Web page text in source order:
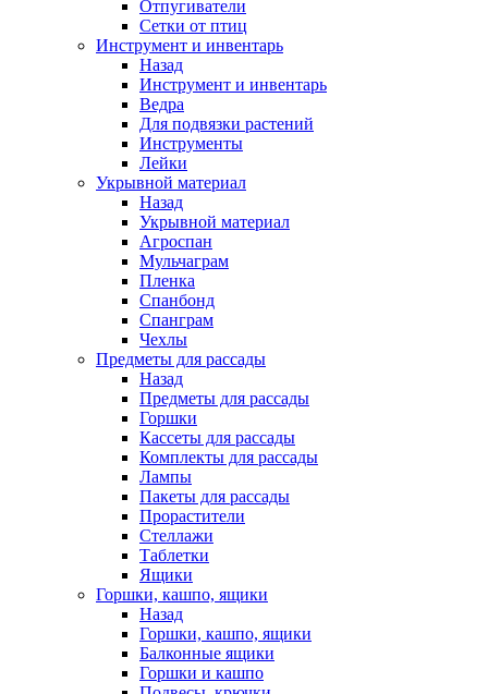
Отпугиватели
Сетки от птиц
Инструмент и инвентарь
Назад
Инструмент и инвентарь
Ведра
Для подвязки растений
Инструменты
Лейки
Укрывной материал
Назад
Укрывной материал
Агроспан
Мульчаграм
Пленка
Спанбонд
Спанграм
Чехлы
Предметы для рассады
Назад
Предметы для рассады
Горшки
Кассеты для рассады
Комплекты для рассады
Лампы
Пакеты для рассады
Прорастители
Стеллажи
Таблетки
Ящики
Горшки, кашпо, ящики
Назад
Горшки, кашпо, ящики
Балконные ящики
Горшки и кашпо